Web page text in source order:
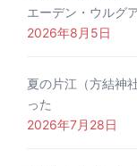
エーデン・ウルグ
2026年8月5日
夏の片江（方結神
った
2026年7月28日